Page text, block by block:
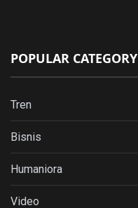
POPULAR CATEGORY
Tren
Bisnis
Humaniora
Video